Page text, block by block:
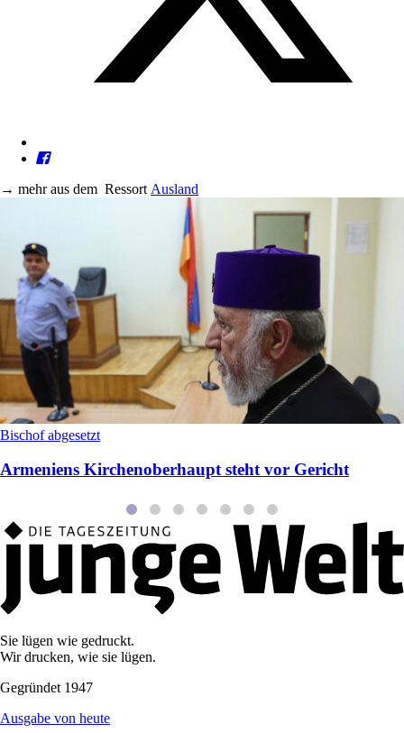
→ mehr aus dem Ressort Ausland
Bischof abgesetzt
Armeniens Kirchenoberhaupt steht vor Gericht
Sie lügen wie gedruckt.
Wir drucken, wie sie lügen.
Gegründet 1947
Ausgabe von heute